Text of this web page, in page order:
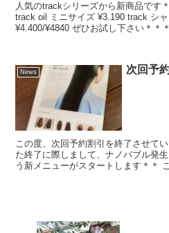
人気のtrackシリーズから新商品です
track oil ミニサイズ ¥3.190 track シ
¥4.400/¥4840 ぜひお試し下さい＊＊＊
News 次回予
この度、次回予約割引を終了させて
た終了に際しまして、ナノバブル発
う新メニューがスタートします＊＊